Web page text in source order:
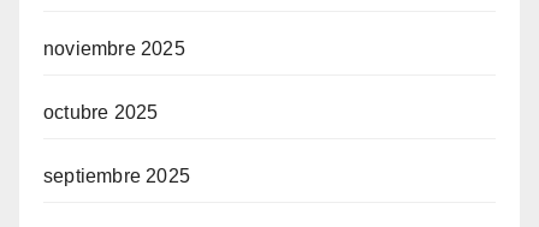
noviembre 2025
octubre 2025
septiembre 2025